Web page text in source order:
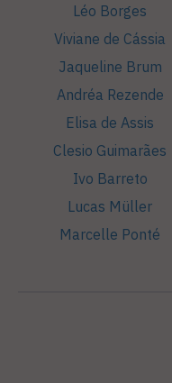
Léo Borges
Viviane de Cássia
Jaqueline Brum
Andréa Rezende
Elisa de Assis
Clesio Guimarães
Ivo Barreto
Lucas Müller
Marcelle Ponté